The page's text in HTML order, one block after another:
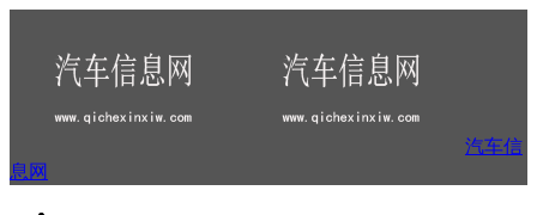
汽车信
息网